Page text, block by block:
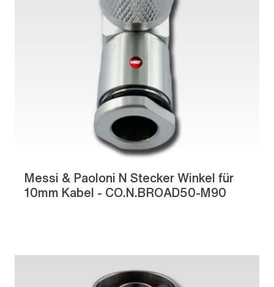
Messi & Paoloni N Stecker Winkel für
10mm Kabel - CO.N.BROAD50-M90